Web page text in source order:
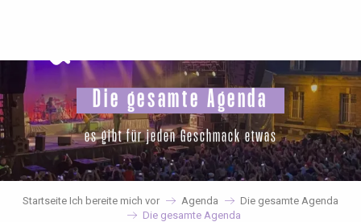
principal
Die gesamte Agenda
es gibt für jeden Geschmack etwas
Startseite Ich bereite mich vor Agenda
Die gesamte Agenda
Die gesamte Agenda